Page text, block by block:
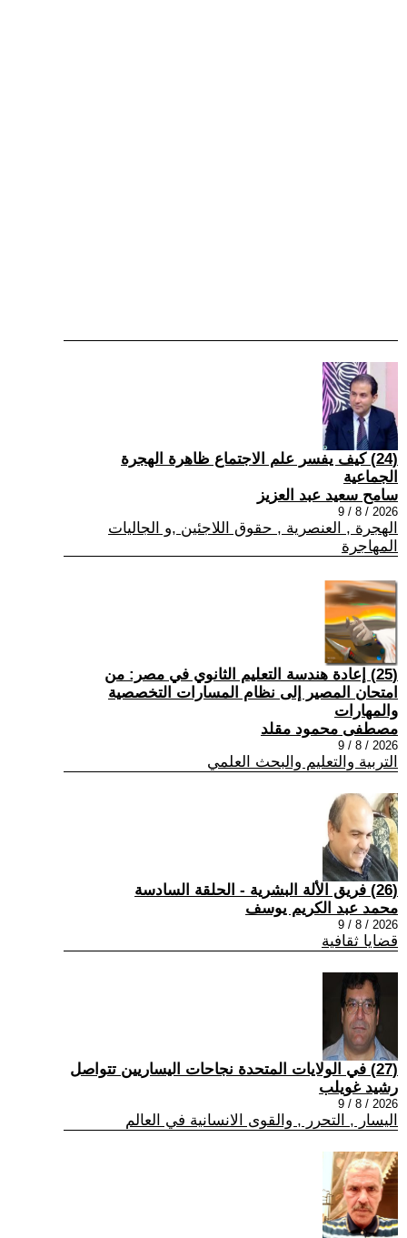
(24) كيف يفسر علم الاجتماع ظاهرة الهجرة
الجماعية
سامح سعيد عبد العزيز
2026 / 8 / 9
الهجرة , العنصرية , حقوق اللاجئين ,و الجاليات
المهاجرة
(25) إعادة هندسة التعليم الثانوي في مصر: من
امتحان المصير إلى نظام المسارات التخصصية
والمهارات
مصطفى محمود مقلد
2026 / 8 / 9
التربية والتعليم والبحث العلمي
(26) فريق الألة البشرية - الحلقة السادسة
محمد عبد الكريم يوسف
2026 / 8 / 9
قضايا ثقافية
(27) في الولايات المتحدة نجاحات اليساريين تتواصل
رشيد غويلب
2026 / 8 / 9
اليسار , التحرر , والقوى الانسانية في العالم